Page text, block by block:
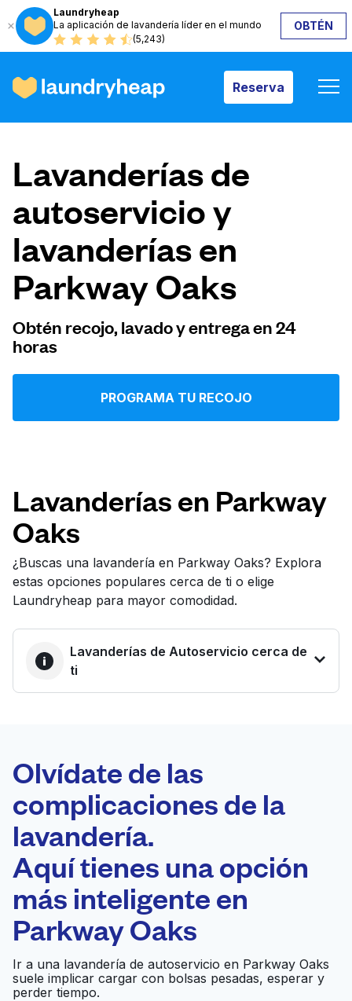
Laundryheap
La aplicación de lavandería líder en el mundo
(5,243)
OBTÉN
Reserva
Reserva
Cómo funciona
Precios y servicios
Quiénes somos
Para las empresas
Iniciar sesión
Síguenos en
Lavanderías de
autoservicio y
lavanderías en
Parkway Oaks
Obtén recojo, lavado y entrega en 24
horas
PROGRAMA TU RECOJO
Lavanderías en Parkway
Oaks
¿Buscas una lavandería en Parkway Oaks? Explora
estas opciones populares cerca de ti o elige
Laundryheap para mayor comodidad.
Lavanderías de Autoservicio cerca de
ti
Laundryheap.com
Programa tu recogida
0 min
Recojo y entrega
casa
Abierto 24/7
Clean Duds Coin
Laundry
Ir al sitio web
Olvídate de las
complicaciones de la
lavandería.
Aquí tienes una opción
más inteligente en
Parkway Oaks
Ir a una lavandería de autoservicio en Parkway Oaks
suele implicar cargar con bolsas pesadas, esperar y
perder tiempo.